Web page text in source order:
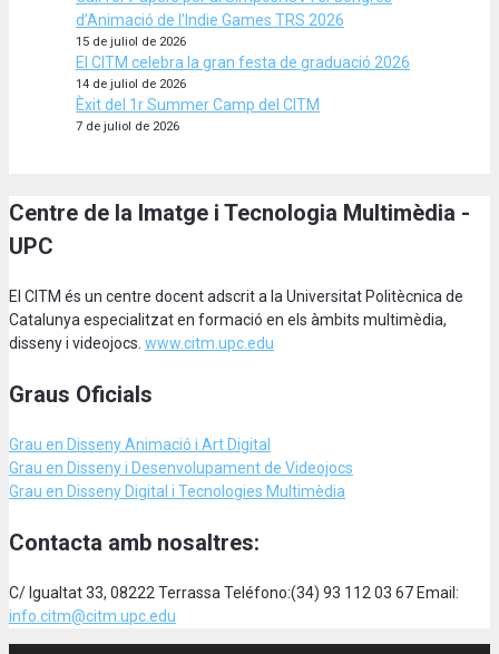
d’Animació de l’Indie Games TRS 2026
15 de juliol de 2026
El CITM celebra la gran festa de graduació 2026
14 de juliol de 2026
Èxit del 1r Summer Camp del CITM
7 de juliol de 2026
Centre de la Imatge i Tecnologia Multimèdia -
UPC
El CITM és un centre docent adscrit a la Universitat Politècnica de
Catalunya especialitzat en formació en els àmbits multimèdia,
disseny i videojocs. www.citm.upc.edu
Graus Oficials
Grau en Disseny Animació i Art Digital
Grau en Disseny i Desenvolupament de Videojocs
Grau en Disseny Digital i Tecnologies Multimèdia
Contacta amb nosaltres:
C/ Igualtat 33, 08222 Terrassa Teléfono:(34) 93 112 03 67 Email:
info.citm@citm.upc.edu